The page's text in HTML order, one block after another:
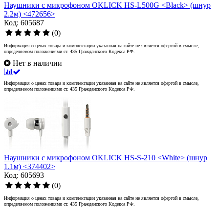
Наушники с микрофоном OKLICK HS-L500G <Black> (шнур
2.2м) <472656>
Код: 605687
(0)
Информация о ценах товара и комплектации указанная на сайте не является офертой в смысле,
определяемом положениями ст. 435 Гражданского Кодекса РФ.
Нет в наличии
Информация о ценах товара и комплектации указанная на сайте не является офертой в смысле,
определяемом положениями ст. 435 Гражданского Кодекса РФ.
Наушники с микрофоном OKLICK HS-S-210 <White> (шнур
1.1м) <374402>
Код: 605693
(0)
Информация о ценах товара и комплектации указанная на сайте не является офертой в смысле,
определяемом положениями ст. 435 Гражданского Кодекса РФ.